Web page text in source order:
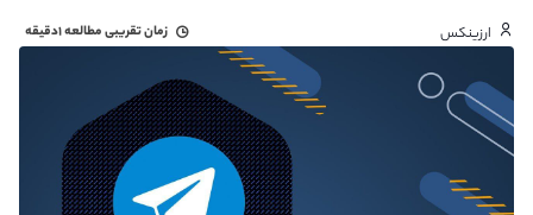
ارزینکس زمان تقریبی مطالعه۱دقیقه